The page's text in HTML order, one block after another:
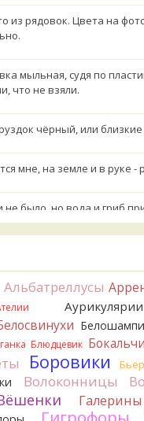
из рядовок. Цвета на
мыльная, судя по
что не взяли.
чёрный, или
мне, на земле и в руке -
не было, но вода и гриб
Большое спасибо.
Но они не все
В следующий раз вырвите
Именно
основания - значит, Ш.
гриб сварить,
начинают жутко вонять
Альбатреллусы
Аурикулярии
Блюдцевик
Боровики
Волоконницы
Галерины